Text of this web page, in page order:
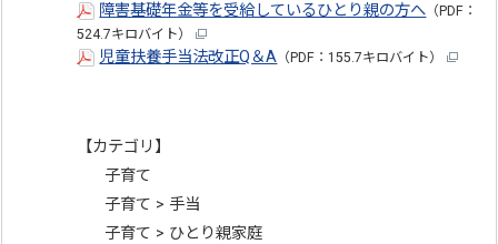
障害基礎年金等を受給しているひとり親の方へ （PDF：
524.7キロバイト）
児童扶養手当法改正Q＆A （PDF：155.7キロバイト）
【カテゴリ】
子育て
子育て > 手当
子育て > ひとり親家庭